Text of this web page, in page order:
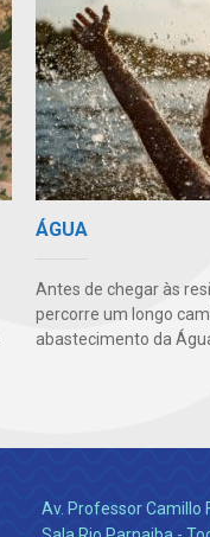
ÁGUA
Antes de chegar às
percorre um longo
abastecimento da
Av. Professor Camillo